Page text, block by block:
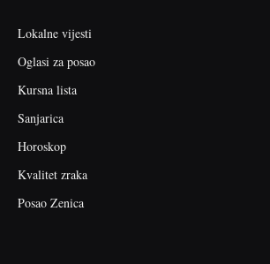
Lokalne vijesti
Oglasi za posao
Kursna lista
Sanjarica
Horoskop
Kvalitet zraka
Posao Zenica